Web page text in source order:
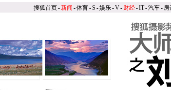
搜狐首页-新闻 -体育-S -娱乐-V- 财经-IT-汽车- 房